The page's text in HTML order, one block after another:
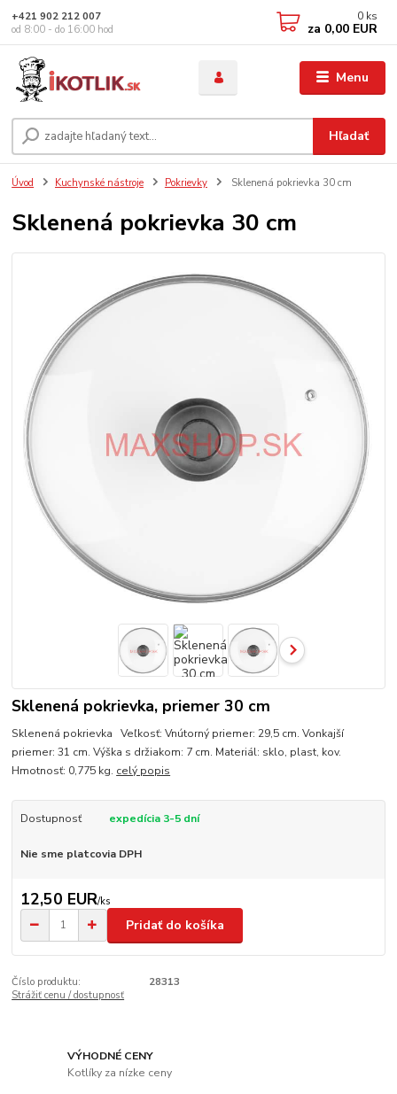
Menu
Hľadať
+421 902 212 007
od 8:00 - do 16:00 hod
0 ks
za 0,00 EUR
Úvod Kuchynské nástroje Pokrievky Sklenená pokrievka 30 cm
Sklenená pokrievka 30 cm
Sklenená pokrievka, priemer 30 cm
Sklenená pokrievka Veľkosť: Vnútorný priemer: 29,5 cm. Vonkajší
priemer: 31 cm. Výška s držiakom: 7 cm. Materiál: sklo, plast, kov.
Hmotnosť: 0,775 kg. celý popis
Dostupnosť expedícia 3-5 dní
Nie sme platcovia DPH
12,50 EUR/ks
Pridať do košíka
Číslo produktu:
28313
Strážiť cenu / dostupnosť
VÝHODNÉ CENY
Kotlíky za nízke ceny